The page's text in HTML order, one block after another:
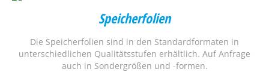
Speicherfolien
Die Speicherfolien sind in den Standardformaten in
unterschiedlichen Qualitätsstufen erhältlich. Auf Anfrage
auch in Sondergrößen und -formen.